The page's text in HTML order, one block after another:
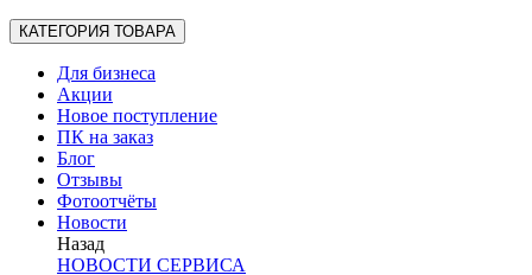
КАТЕГОРИЯ ТОВАРА
Для бизнеса
Акции
Новое поступление
ПК на заказ
Блог
Отзывы
Фотоотчёты
Новости
Назад
НОВОСТИ СЕРВИСА